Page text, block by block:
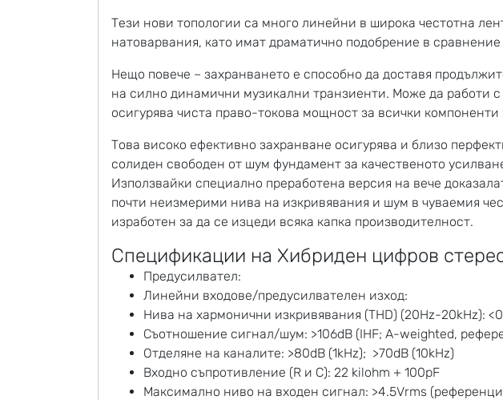
Тези нови топологии са много линейни в широка честотна
натоварвания, като имат драматично подобрение в
Нещо повече – захранването е способно да доставя
на силно динамични музикални транзиенти. Може да работи
осигурява чиста право-токова мощност за всички компоненти
Това високо ефективно захранване осигурява и близо
солиден свободен от шум фундамент за качественото
Използвайки специално преработена версия на вече
почти неизмерими нива на изкривявания и шум в чуваемия
изработен за да се изцеди всяка капка производителност.
Спецификации на Хибриден цифров
Предусилвател:
Линейни входове/предусилвателен изход:
Нива на хармонични изкривявания (THD) (20Hz-20kHz):
Съотношение сигнал/шум: >106dB (IHF; A-weighted,
Отделяне на каналите: >80dB (1kHz); >70dB (10kHz)
Входно съпротивление (R и C): 22 kilohm + 100pF
Максимално ниво на входен сигнал: >4.5Vrms